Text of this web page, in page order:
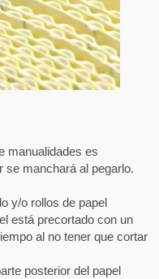
manualidades es
se manchará al pegarlo.
y/o rollos de papel
está precortado con un
al no tener que cortar
posterior del papel